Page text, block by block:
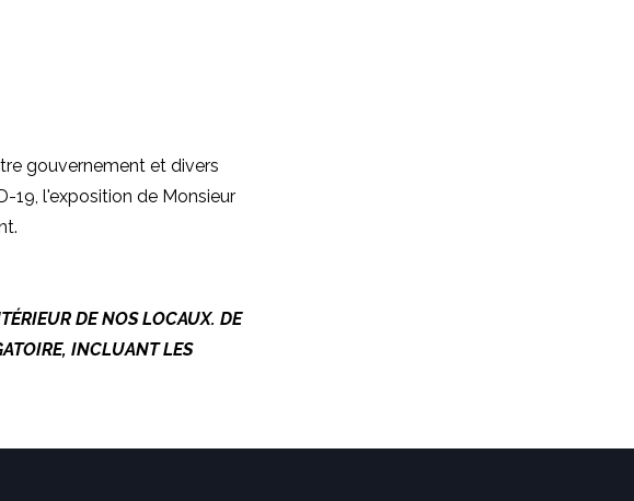
gouvernement et divers
19, l'exposition de Monsieur
DE NOS LOCAUX. DE
INCLUANT LES